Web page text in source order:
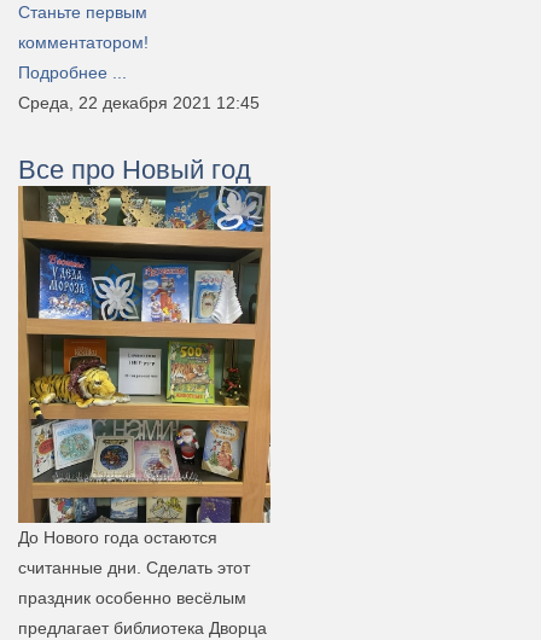
Станьте первым
комментатором!
Подробнее ...
Среда, 22 декабря 2021 12:45
Все про Новый год
До Нового года остаются
считанные дни. Сделать этот
праздник особенно весёлым
предлагает библиотека Дворца